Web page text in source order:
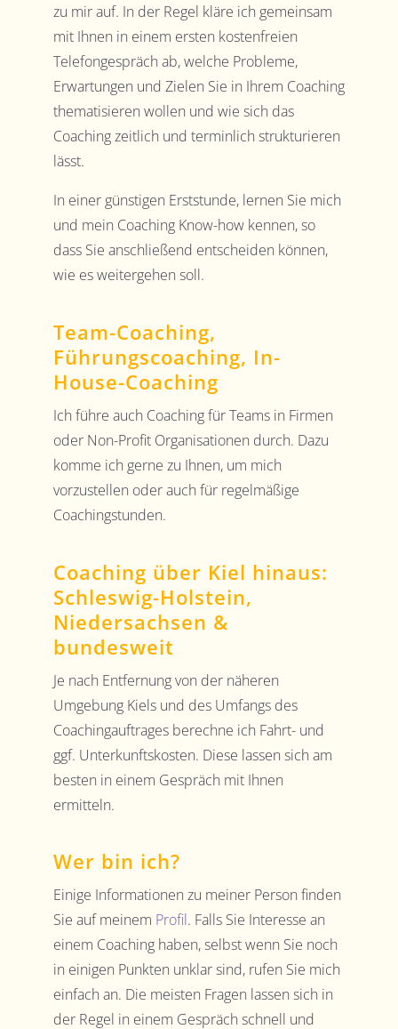
zu mir auf. In der Regel kläre ich gemeinsam
mit Ihnen in einem ersten kostenfreien
Telefongespräch ab, welche Probleme,
Erwartungen und Zielen Sie in Ihrem Coaching
thematisieren wollen und wie sich das
Coaching zeitlich und terminlich strukturieren
lässt.
In einer günstigen Erststunde, lernen Sie mich
und mein Coaching Know-how kennen, so
dass Sie anschließend entscheiden können,
wie es weitergehen soll.
Team-Coaching,
Führungscoaching, In-
House-Coaching
Ich führe auch Coaching für Teams in Firmen
oder Non-Profit Organisationen durch. Dazu
komme ich gerne zu Ihnen, um mich
vorzustellen oder auch für regelmäßige
Coachingstunden.
Coaching über Kiel hinaus:
Schleswig-Holstein,
Niedersachsen &
bundesweit
Je nach Entfernung von der näheren
Umgebung Kiels und des Umfangs des
Coachingauftrages berechne ich Fahrt- und
ggf. Unterkunftskosten. Diese lassen sich am
besten in einem Gespräch mit Ihnen
ermitteln.
Wer bin ich?
Einige Informationen zu meiner Person finden
Sie auf meinem Profil. Falls Sie Interesse an
einem Coaching haben, selbst wenn Sie noch
in einigen Punkten unklar sind, rufen Sie mich
einfach an. Die meisten Fragen lassen sich in
der Regel in einem Gespräch schnell und